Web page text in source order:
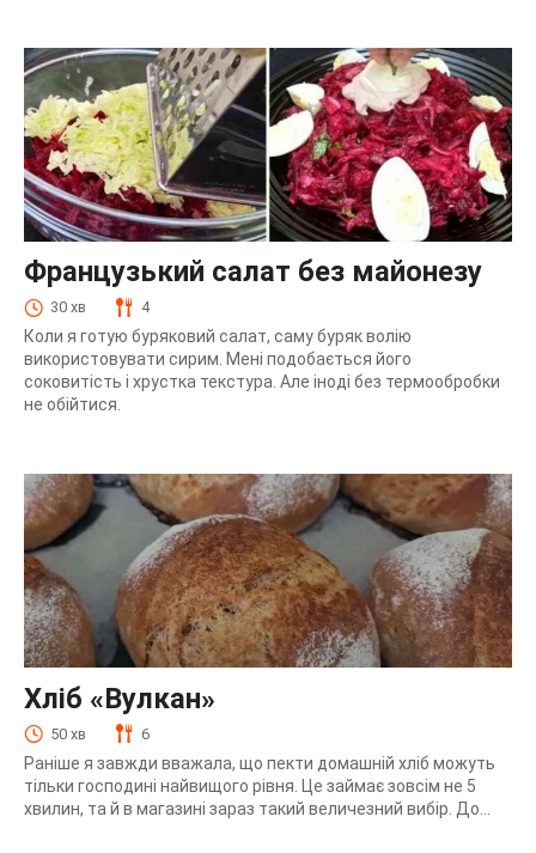
Французький салат без майонезу
30 хв 4
Коли я готую буряковий салат, саму буряк волію
використовувати сирим. Мені подобається його
соковитість і хрустка текстура. Але іноді без термообробки
не обійтися.
Хліб «Вулкан»
50 хв 6
Раніше я завжди вважала, що пекти домашній хліб можуть
тільки господині найвищого рівня. Це займає зовсім не 5
хвилин, та й в магазині зараз такий величезний вибір. До...